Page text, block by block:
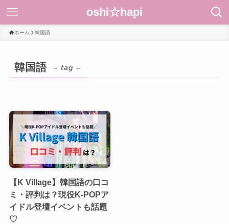
oshi☆hapi
ホーム 韓国語
韓国語 – tag –
【K Village】韓国語の口コ
ミ・評判は？現役K-POPア
イドル登壇イベントも話題
♡